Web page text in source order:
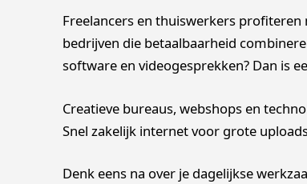
Freelancers en thuiswerkers
bedrijven die betaalbaarheid
software en videogesprekken? Dan is
Creatieve bureaus, webshops en
Snel zakelijk internet voor grote
Denk eens na over je dagelijkse